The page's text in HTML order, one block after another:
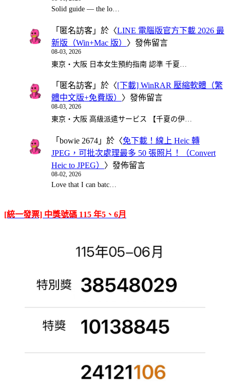
Solid guide — the lo…
「 匿名訪客 」於〈LINE 電腦版官方下載 2026 最
新版（Win+Mac 版） 〉發佈留言
08-03, 2026
東京・大阪 日本女生預約指南 認準 千夏…
「 匿名訪客 」於〈[下載] WinRAR 壓縮軟體（繁
體中文版+免費版） 〉發佈留言
08-03, 2026
東京・大阪 高級派遣サービス 【千夏の伊…
「 bowie 2674 」於〈免下載！線上 Heic 轉
JPEG，可批次處理最多 50 張照片！（Convert
Heic to JPEG） 〉發佈留言
08-02, 2026
Love that I can batc…
[統一發票] 中獎號碼 115 年5、6月